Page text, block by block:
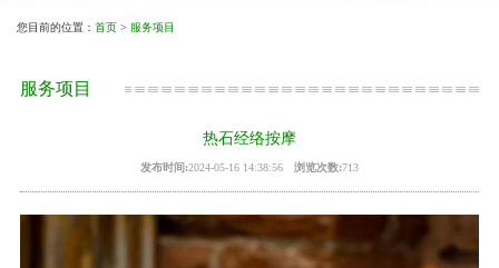
您目前的位置： 首页 > 服务项目
服务项目
热石经络按摩
发布时间:2024-05-16 14:38:56浏览次数:713